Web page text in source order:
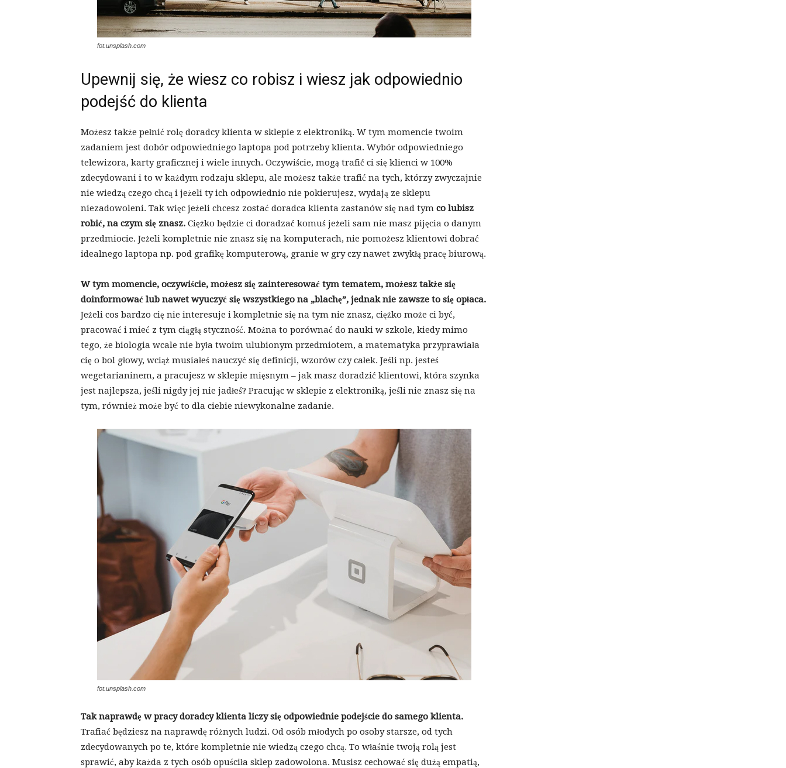
fot.unsplash.com
Upewnij się, że wiesz co robisz i wiesz jak odpowiednio
podejść do klienta
Możesz także pełnić rolę doradcy klienta w sklepie z elektroniką. W tym momencie twoim
zadaniem jest dobór odpowiedniego laptopa pod potrzeby klienta. Wybór odpowiedniego
telewizora, karty graficznej i wiele innych. Oczywiście, mogą trafić ci się klienci w 100%
zdecydowani i to w każdym rodzaju sklepu, ale możesz także trafić na tych, którzy zwyczajnie
nie wiedzą czego chcą i jeżeli ty ich odpowiednio nie pokierujesz, wydają ze sklepu
niezadowoleni. Tak więc jeżeli chcesz zostać doradca klienta zastanów się nad tym co lubisz
robić, na czym się znasz. Ciężko będzie ci doradzać komuś jeżeli sam nie masz pijęcia o danym
przedmiocie. Jeżeli kompletnie nie znasz się na komputerach, nie pomożesz klientowi dobrać
idealnego laptopa np. pod grafikę komputerową, granie w gry czy nawet zwykłą pracę biurową.
W tym momencie, oczywiście, możesz się zainteresować tym tematem, możesz także się
doinformować lub nawet wyuczyć się wszystkiego na „blachę”, jednak nie zawsze to się opłaca.
Jeżeli cos bardzo cię nie interesuje i kompletnie się na tym nie znasz, ciężko może ci być,
pracować i mieć z tym ciągłą styczność. Można to porównać do nauki w szkole, kiedy mimo
tego, że biologia wcale nie była twoim ulubionym przedmiotem, a matematyka przyprawiała
cię o bol głowy, wciąż musiałeś nauczyć się definicji, wzorów czy całek. Jeśli np. jesteś
wegetarianinem, a pracujesz w sklepie mięsnym – jak masz doradzić klientowi, która szynka
jest najlepsza, jeśli nigdy jej nie jadłeś? Pracując w sklepie z elektroniką, jeśli nie znasz się na
tym, również może być to dla ciebie niewykonalne zadanie.
fot.unsplash.com
Tak naprawdę w pracy doradcy klienta liczy się odpowiednie podejście do samego klienta.
Trafiać będziesz na naprawdę różnych ludzi. Od osób młodych po osoby starsze, od tych
zdecydowanych po te, które kompletnie nie wiedzą czego chcą. To właśnie twoją rolą jest
sprawić, aby każda z tych osób opuściła sklep zadowolona. Musisz cechować się dużą empatią,